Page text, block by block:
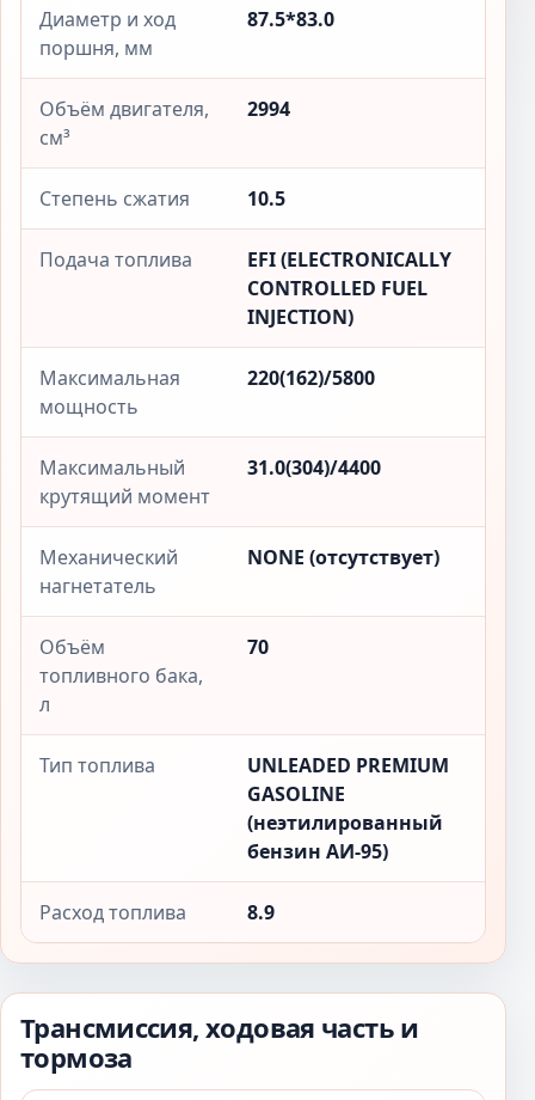
Диаметр и ход
поршня, мм
87.5*83.0
Объём двигателя,
см³
2994
Степень сжатия 10.5
Подача топлива
EFI (ELECTRONICALLY
CONTROLLED FUEL
INJECTION)
Максимальная
мощность
220(162)/5800
Максимальный
крутящий момент
31.0(304)/4400
Механический
нагнетатель
NONE (отсутствует)
Объём
топливного бака,
л
70
Тип топлива
UNLEADED PREMIUM
GASOLINE
(неэтилированный
бензин АИ-95)
Расход топлива 8.9
Трансмиссия, ходовая часть и
тормоза